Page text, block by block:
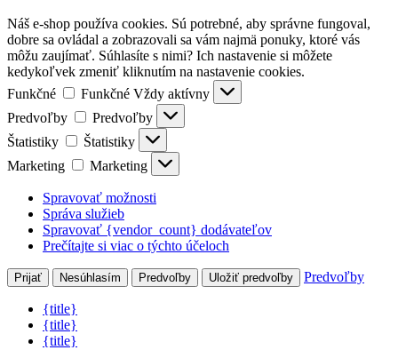
Náš e-shop používa cookies. Sú potrebné, aby správne fungoval,
dobre sa ovládal a zobrazovali sa vám najmä ponuky, ktoré vás
môžu zaujímať. Súhlasíte s nimi? Ich nastavenie si môžete
kedykoľvek zmeniť kliknutím na nastavenie cookies.
Funkčné
Funkčné Vždy aktívny
Predvoľby
Predvoľby
Štatistiky
Štatistiky
Marketing
Marketing
Spravovať možnosti
Správa služieb
Spravovať {vendor_count} dodávateľov
Prečítajte si viac o týchto účeloch
Prijať Nesúhlasím Predvoľby Uložiť predvoľby Predvoľby
{title}
{title}
{title}